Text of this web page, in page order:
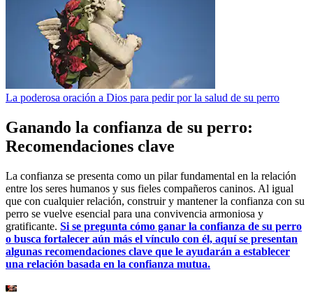
La poderosa oración a Dios para pedir por la salud de su perro
Ganando la confianza de su perro:
Recomendaciones clave
La confianza se presenta como un pilar fundamental en la relación
entre los seres humanos y sus fieles compañeros caninos. Al igual
que con cualquier relación, construir y mantener la confianza con su
perro se vuelve esencial para una convivencia armoniosa y
gratificante. Si se pregunta cómo ganar la confianza de su perro
o busca fortalecer aún más el vínculo con él, aquí se presentan
algunas recomendaciones clave que le ayudarán a establecer
una relación basada en la confianza mutua.